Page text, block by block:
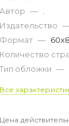
Автор —
Издательство
Формат —
Количество
Тип обложки —
Все
Цена